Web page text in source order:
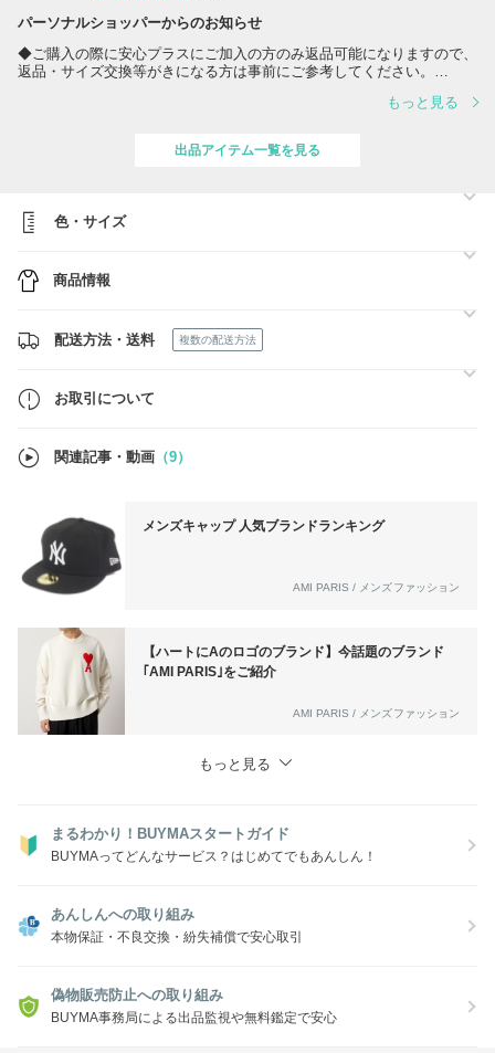
パーソナルショッパーからのお知らせ
◆ご購入の際に安心プラスにご加入の方のみ返品可能になりますので、
返品・サイズ交換等がきになる方は事前にご参考してください。
JM Luxuryは「追跡あり」安全発送にて対応しております。 少しでも早
大変申し訳ございません。
もっと見る
出品アイテム一覧を見る
色・サイズ
商品情報
配送方法・送料 複数の配送方法
お取引について
関連記事・動画 （9）
メンズキャップ 人気ブランドランキング
AMI PARIS / メンズファッション
【ハートにAのロゴのブランド】今話題のブランド
｢AMI PARIS｣をご紹介
AMI PARIS / メンズファッション
もっと見る
まるわかり！BUYMAスタートガイド
BUYMAってどんなサービス？はじめてでもあんしん！
あんしんへの取り組み
本物保証・不良交換・紛失補償で安心取引
偽物販売防止への取り組み
BUYMA事務局による出品監視や無料鑑定で安心